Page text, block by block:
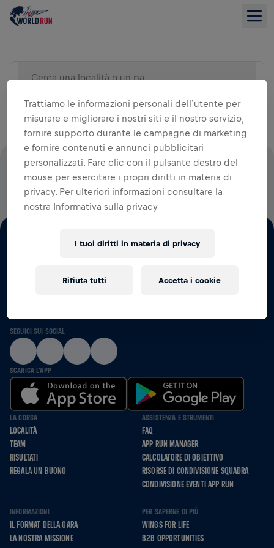
Cerca una località o un paese)
IL 100% DI TUTTE LE QUOTE DI ISCRIZIONE ANDRÀ ALLA
RICERCA SUL MIDOLLO SPINALE
SEGUICI SUI SOCIAL
SCARICA L'APP
LA CORSA
LOCALITÀ
TEAM
RISULTATI
REGALA UN BUONO
ASSISTENZA E STRUMENTI
FAQ
APP RUN MANAGER
CALCOLATORE DI OBIETTIVO
RISORSE DI CONDIVISIONE SQUADRA
CONDIVISIONE EVENTI APP RUN
INFORMAZIONI
IL FORMAT DELLA GARA
LA NOSTRA MISSIONE
PER SAPERNE DI PIÙ
WINGS FOR LIFE
B2B OPPORTUNITIES
Trattiamo le informazioni personali dell`utente per
misurare e migliorare i nostri siti e il nostro servizio,
fornire supporto durante le campagne di marketing
e fornire contenuti e annunci pubblicitari
personalizzati. Fare clic con il pulsante destro del
mouse per esercitare i propri diritti in materia di
privacy. Per ulteriori informazioni consultare la
nostra Informativa sulla privacy
I tuoi diritti in materia di privacy
Rifiuta tutti Accetta i cookie